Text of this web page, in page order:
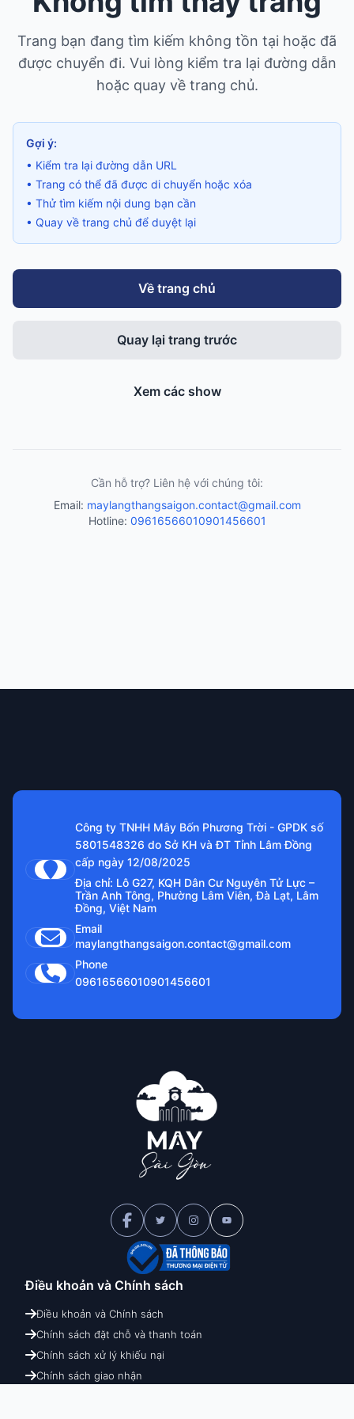
Trang bạn đang tìm kiếm không tồn tại hoặc đã
được chuyển đi. Vui lòng kiểm tra lại đường dẫn
hoặc quay về trang chủ.
Gợi ý:
• Kiểm tra lại đường dẫn URL
• Trang có thể đã được di chuyển hoặc xóa
• Thử tìm kiếm nội dung bạn cần
• Quay về trang chủ để duyệt lại
Về trang chủ
Quay lại trang trước
Xem các show
Cần hỗ trợ? Liên hệ với chúng tôi:
Email: maylangthangsaigon.contact@gmail.com
Hotline: 09616566010901456601
Công ty TNHH Mây Bốn Phương Trời - GPDK số
5801548326 do Sở KH và ĐT Tỉnh Lâm Đồng
cấp ngày 12/08/2025
Địa chỉ: Lô G27, KQH Dân Cư Nguyên Tử Lực –
Trần Anh Tông, Phường Lâm Viên, Đà Lạt, Lâm
Đồng, Việt Nam
Email
maylangthangsaigon.contact@gmail.com
Phone
09616566010901456601
Điều khoản và Chính sách
Điều khoản và Chính sách
Chính sách đặt chỗ và thanh toán
Chính sách xử lý khiếu nại
Chính sách giao nhận